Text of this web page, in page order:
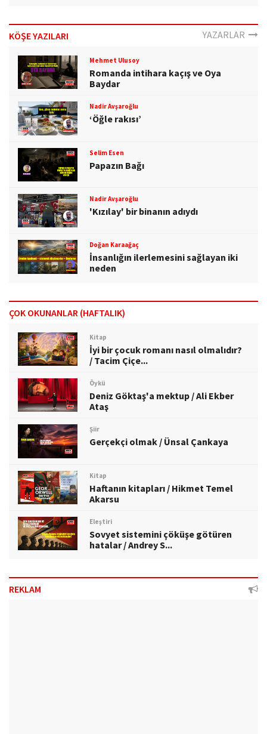
KÖŞE YAZILARI YAZARLAR
Mehmet Ulusoy
Romanda intihara kaçış ve Oya
Baydar
Nadir Avşaroğlu
‘Öğle rakısı’
Selim Esen
Papazın Bağı
Nadir Avşaroğlu
'Kızılay' bir binanın adıydı
Doğan Karaağaç
İnsanlığın ilerlemesini sağlayan iki
neden
ÇOK OKUNANLAR (HAFTALIK)
Kitap
İyi bir çocuk romanı nasıl olmalıdır?
/ Tacim Çiçe...
Öykü
Deniz Göktaş'a mektup / Ali Ekber
Ataş
Şiir
Gerçekçi olmak / Ünsal Çankaya
Kitap
Haftanın kitapları / Hikmet Temel
Akarsu
Eleştiri
Sovyet sistemini çöküşe götüren
hatalar / Andrey S...
REKLAM